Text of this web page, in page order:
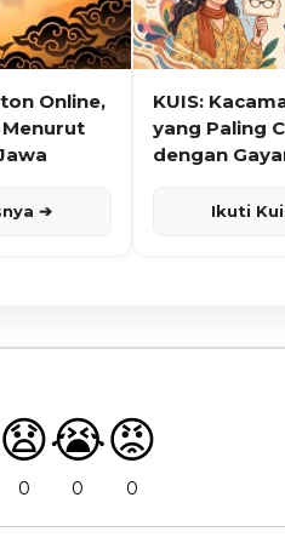
Online,
Menurut
➔
KUIS:
yang Paling
dengan
Ikuti
😧
0
😭
0
😡
0